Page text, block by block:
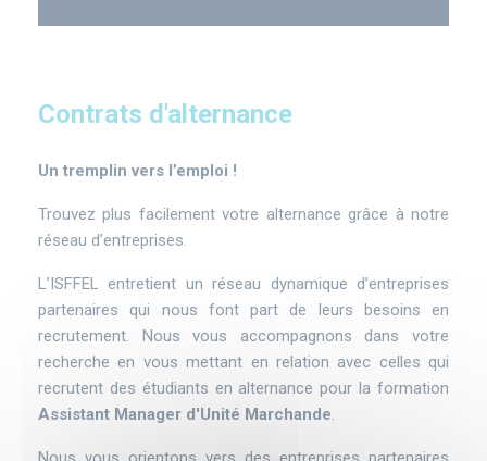
Contrats d'alternance
Contrats
Un tremplin vers l’emploi !
Trouvez plus facilement votre alternance grâce à notre
réseau d’entreprises.
L’ISFFEL entretient un réseau dynamique d’entreprises
partenaires qui nous font part de leurs besoins en
recrutement. Nous vous accompagnons dans votre
recherche en vous mettant en relation avec celles qui
recrutent des étudiants en alternance pour la formation
Assistant Manager d'Unité Marchande.